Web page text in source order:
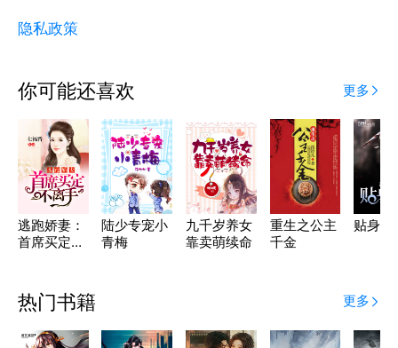
隐私政策
你可能还喜欢 更多
逃跑娇妻：
首席买定不
陆少专宠小
青梅
九千岁养女
靠卖萌续命
重生之公主
千金
贴身魔
热门书籍 更多